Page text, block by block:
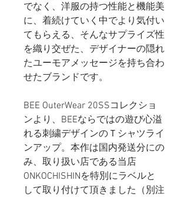
でなく、洋服の持つ性能と機能美
に、着続けていく中でより気付い
てもらえる、 そんなサプライズ性
を織り交ぜた、デザイナーの隠れ
たユーモアメッセージを持ち合わ
せたブランドです。
BEE OuterWear 20SSコレクショ
ンより、BEEならではの遊び心溢
れる刺繍デザインのＴシャツライ
ンアップ。本作は国内発送分にの
み、取り扱い店である当店
ONKOCHISHINを特別にラベルと
して取り付けて頂きました（別注